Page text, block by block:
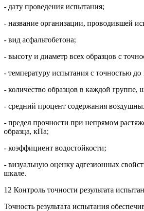
- дату проведения испытания;
- название организации, проводившей
- вид асфальтобетона;
- высоту и диаметр всех образцов с
- температуру испытания с точностью до
- количество образцов в каждой группе,
- средний процент содержания
- предел прочности при непрямом
образца, кПа;
- коэффициент водостойкости;
- визуальную оценку адгезионных
шкале.
12 Контроль точности результата
Точность результата испытания